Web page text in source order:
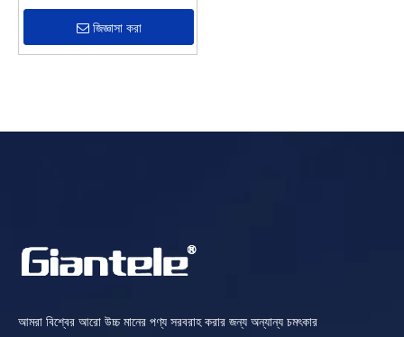
জিজ্ঞাসা করা
আমরা বিশ্বের আরো উচ্চ মানের পণ্য সরবরাহ করার জন্য অন্যান্য চমৎকার